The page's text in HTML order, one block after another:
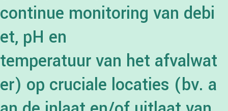
continue monitoring van debi
et, pH en
temperatuur van het afvalwat
er) op cruciale locaties (bv. a